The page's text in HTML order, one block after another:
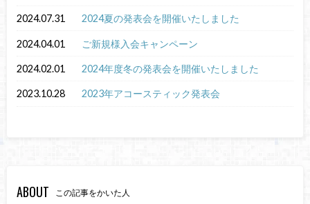
2024.07.31 2024夏の発表会を開催いたしました
2024.04.01 ご新規様入会キャンペーン
2024.02.01 2024年度冬の発表会を開催いたしました
2023.10.28 2023年アコースティック発表会
ABOUT この記事をかいた人